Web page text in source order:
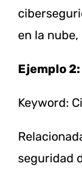
en la
Ejemplo
Keyword:
seguridad